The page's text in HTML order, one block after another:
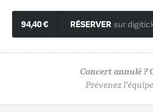
94,40 € RÉSERVER sur
Concert annulé ?
Prévenez